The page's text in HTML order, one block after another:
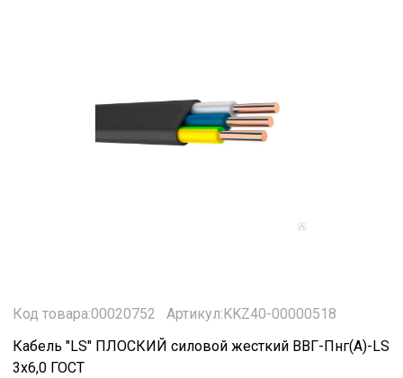
Код товара:00020752
Артикул:KKZ40-00000518
Кабель "LS" ПЛОСКИЙ силовой жесткий ВВГ-Пнг(А)-LS
3х6,0 ГОСТ